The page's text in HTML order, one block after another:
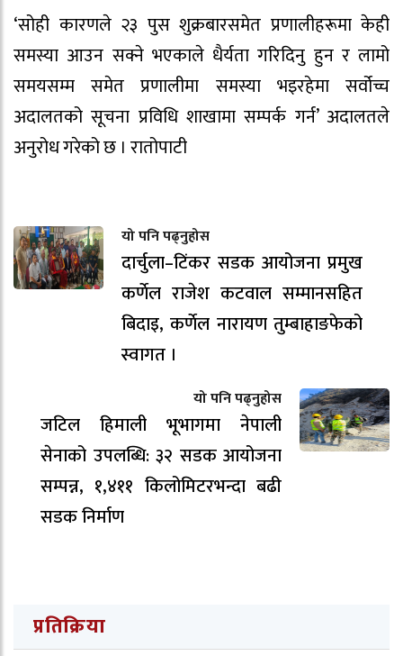
‘सोही कारणले २३ पुस शुक्रबारसमेत प्रणालीहरूमा केही
समस्या आउन सक्ने भएकाले धैर्यता गरिदिनु हुन र लामो
समयसम्म समेत प्रणालीमा समस्या भइरहेमा सर्वोच्च
अदालतको सूचना प्रविधि शाखामा सम्पर्क गर्न’ अदालतले
अनुरोध गरेको छ । रातोपाटी
यो पनि पढ्नुहोस
दार्चुला–टिंकर सडक आयोजना प्रमुख
कर्णेल राजेश कटवाल सम्मानसहित
बिदाइ, कर्णेल नारायण तुम्बाहाङफेको
स्वागत ।
यो पनि पढ्नुहोस
जटिल हिमाली भूभागमा नेपाली
सेनाको उपलब्धि: ३२ सडक आयोजना
सम्पन्न, १,४११ किलोमिटरभन्दा बढी
सडक निर्माण
प्रतिक्रिया